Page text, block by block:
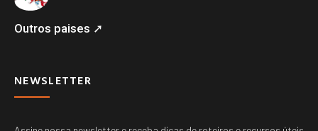
Outros paises ➚
NEWSLETTER